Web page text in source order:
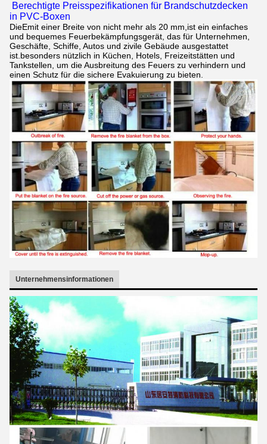
Berechtigte Preisspezifikationen für Brandschutzdecken
in PVC-Boxen
DieEmit einer Breite von nicht mehr als 20 mm, ist ein einfaches
und bequemes Feuerbekämpfungsgerät, das für Unternehmen,
Geschäfte, Schiffe, Autos und zivile Gebäude ausgestattet
ist. besonders nützlich in Küchen, Hotels, Freizeitstätten und
Tankstellen, um die Ausbreitung des Feuers zu verhindern und
einen Schutz für die sichere Evakuierung zu bieten.
Unternehmensinformationen